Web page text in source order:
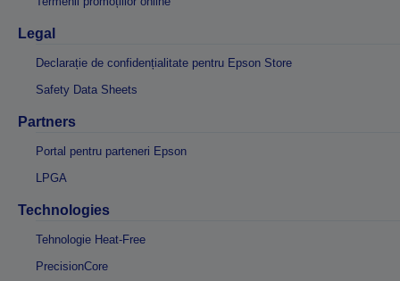
Legal
Declarație de confidențialitate pentru Epson Store
Safety Data Sheets
Partners
Portal pentru parteneri Epson
LPGA
Technologies
Tehnologie Heat-Free
PrecisionCore